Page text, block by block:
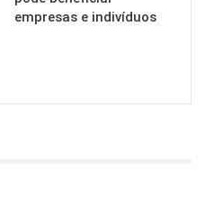
empresas e indivíduos